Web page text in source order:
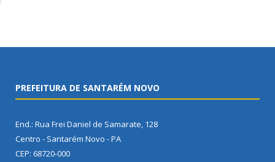
PREFEITURA DE SANTARÉM NOVO
End.: Rua Frei Daniel de Samarate, 128
Centro - Santarém Novo - PA
CEP: 68720-000